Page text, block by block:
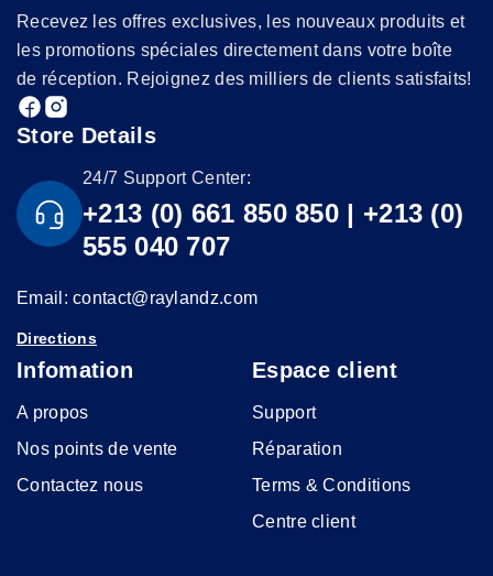
Recevez les offres exclusives, les nouveaux produits et
les promotions spéciales directement dans votre boîte
de réception. Rejoignez des milliers de clients satisfaits!
Store Details
24/7 Support Center:
+213 (0) 661 850 850 | +213 (0)
555 040 707
Email: contact@raylandz.com
Directions
Infomation
A propos
Nos points de vente
Contactez nous
Espace client
Support
Réparation
Terms & Conditions
Centre client